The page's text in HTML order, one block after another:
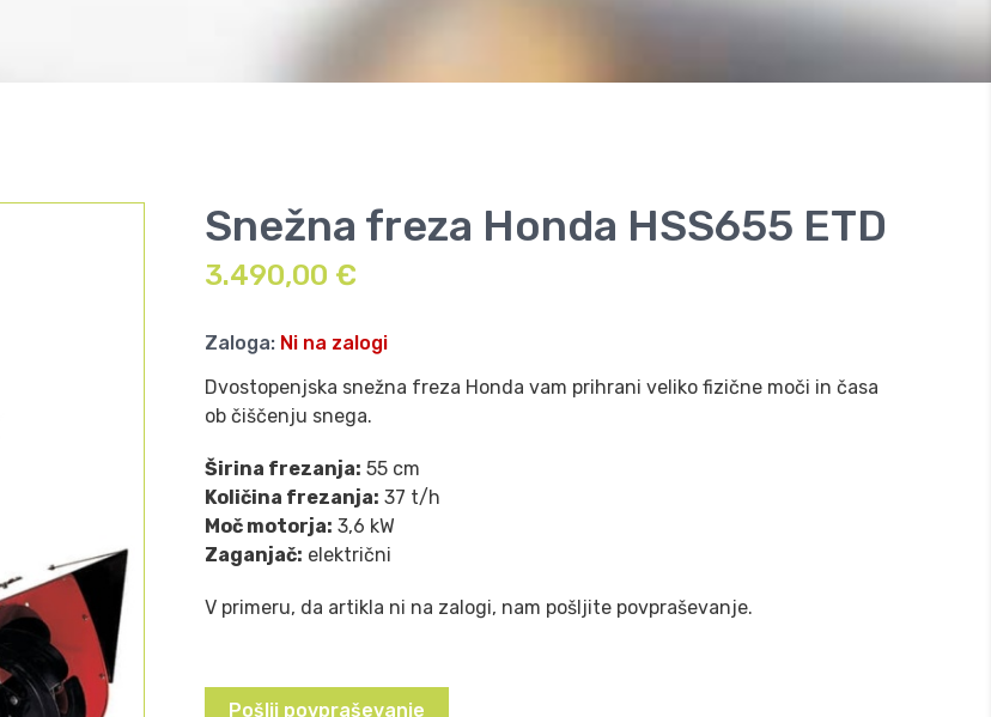
Snežna freza Honda HSS655 ETD
3.490,00 €
Zaloga: Ni na zalogi
Dvostopenjska snežna freza Honda vam prihrani veliko fizične moči in časa
ob čiščenju snega.
Širina frezanja: 55 cm
Količina frezanja: 37 t/h
Moč motorja: 3,6 kW
Zaganjač: električni
V primeru, da artikla ni na zalogi, nam pošljite povpraševanje.
Pošlji povpraševanje